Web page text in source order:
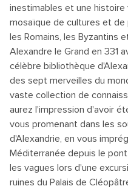
inestimables et une
mosaïque de cultures et de
les Romains, les Byzantins
Alexandre le Grand en 331
célèbre bibliothèque
des sept merveilles du
vaste collection de
aurez l'impression d'avoir
vous promenant dans les
d'Alexandrie, en vous
Méditerranée depuis le
les vagues lors d'une
ruines du Palais de